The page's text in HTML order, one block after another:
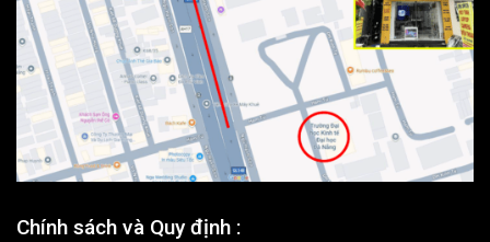
Chính sách và Quy định :